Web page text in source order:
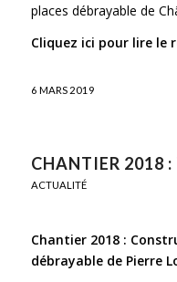
places débrayable de
Cliquez ici pour lire le
6 MARS 2019
CHANTIER 2018 :
ACTUALITÉ
Chantier 2018 :
débrayable de Pierre